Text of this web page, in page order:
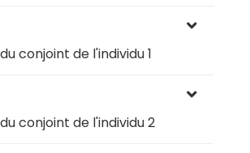
conjoint de l'individu 1
conjoint de l'individu 2